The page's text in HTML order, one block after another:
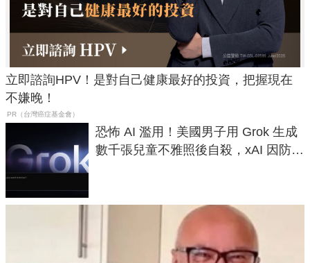
立即諮詢HPV！是對自己健康最好的投資，把握現在
不嫌晚！
PR（台灣癌症基金會）
恐怖 AI 濫用！美國男子用 Grok 生成
數千張兒童不雅照後自殺，xAI 因防護